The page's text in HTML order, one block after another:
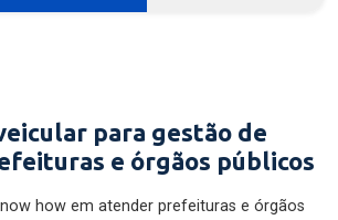
para gestão de
e órgãos públicos
how em atender prefeituras e órgãos